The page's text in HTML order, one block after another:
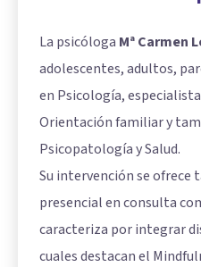
La psicóloga Mª Carmen
adolescentes, adultos,
en Psicología,
Orientación familiar y
Psicopatología y Salud.
Su intervención se ofrece
presencial en consulta
caracteriza por integrar
cuales destacan el